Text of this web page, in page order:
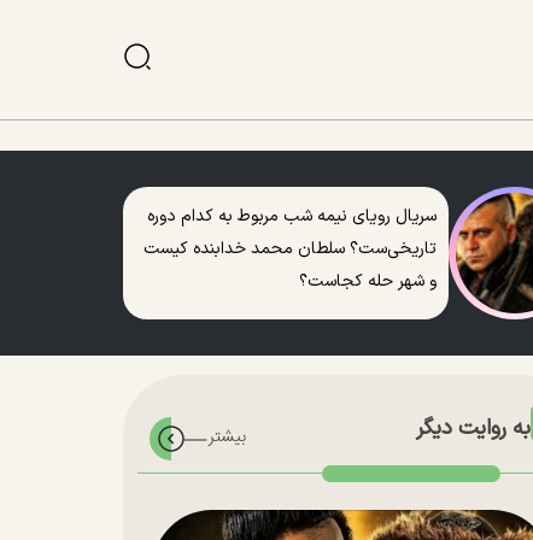
سریال رویای نیمه شب مربوط به کدام دوره
تاریخی‌ست؟ سلطان محمد خدابنده کیست
و شهر حله کجاست؟
به روایت دیگر